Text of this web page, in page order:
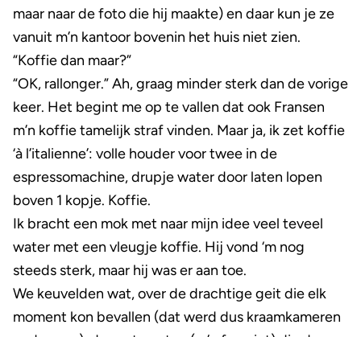
maar naar de foto die hij maakte) en daar kun je ze
vanuit m’n kantoor bovenin het huis niet zien.
“Koffie dan maar?”
“OK, rallonger.” Ah, graag minder sterk dan de vorige
keer. Het begint me op te vallen dat ook Fransen
m’n koffie tamelijk straf vinden. Maar ja, ik zet koffie
‘à l’italienne’: volle houder voor twee in de
espressomachine, drupje water door laten lopen
boven 1 kopje. Koffie.
Ik bracht een mok met naar mijn idee veel teveel
water met een vleugje koffie. Hij vond ‘m nog
steeds sterk, maar hij was er aan toe.
We keuvelden wat, over de drachtige geit die elk
moment kon bevallen (dat werd dus kraamkameren